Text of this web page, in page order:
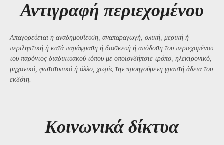
Αντιγραφή περιεχομένου
Απαγορεύεται η αναδημοσίευση, αναπαραγωγή, ολική, μερική ή
περιληπτική ή κατά παράφραση ή διασκευή ή απόδοση του περιεχομένου
του παρόντος διαδικτυακού τόπου με οποιονδήποτε τρόπο, ηλεκτρονικό,
μηχανικό, φωτοτυπικό ή άλλο, χωρίς την προηγούμενη γραπτή άδεια του
εκδότη.
Kοινωνικά δίκτυα